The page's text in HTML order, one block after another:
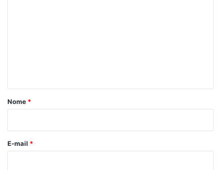
r
*
Nome *
E-mail *